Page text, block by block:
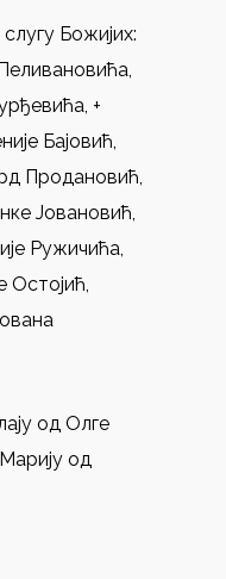
Божијих:
+
Бајовић,
Продановић,
Јовановић,
Ружичића,
Остојић,
од Олге
од